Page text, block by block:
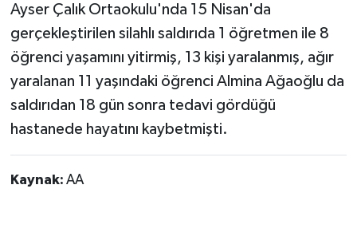
Ayser Çalık Ortaokulu'nda 15 Nisan'da
gerçekleştirilen silahlı saldırıda 1 öğretmen ile 8
öğrenci yaşamını yitirmiş, 13 kişi yaralanmış, ağır
yaralanan 11 yaşındaki öğrenci Almina Ağaoğlu da
saldırıdan 18 gün sonra tedavi gördüğü
hastanede hayatını kaybetmişti.
Kaynak: AA